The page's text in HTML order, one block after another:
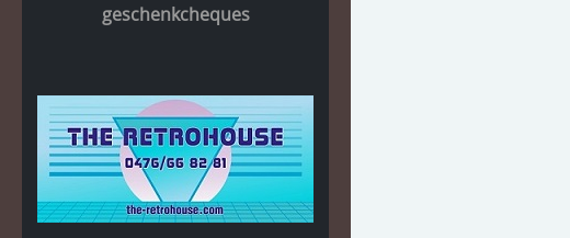
geschenkcheques